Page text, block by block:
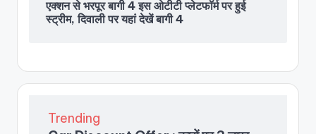
एक्शन से भरपूर बागी 4 इस ओटीटी प्लेटफॉर्म पर हुई
स्ट्रीम, दिवाली पर यहां देखें बागी 4
Trending